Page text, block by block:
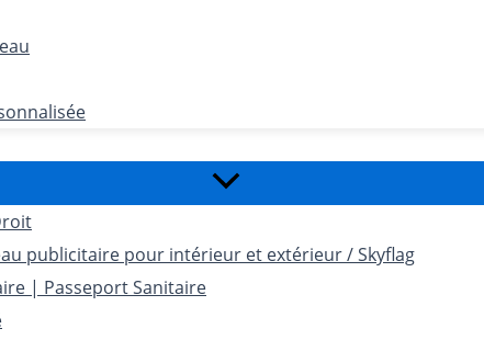
publicitaire pour intérieur et extérieur / Skyflag
| Passeport Sanitaire